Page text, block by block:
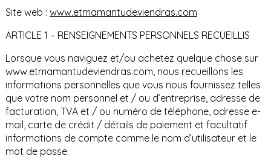
Site web : www.etmamantudeviendras.com
ARTICLE 1 – RENSEIGNEMENTS PERSONNELS RECUEILLIS
Lorsque vous naviguez et/ou achetez quelque chose sur
www.etmamantudeviendras.com, nous recueillons les
informations personnelles que vous nous fournissez telles
que votre nom personnel et / ou d’entreprise, adresse de
facturation, TVA et / ou numéro de téléphone, adresse e-
mail, carte de crédit / détails de paiement et facultatif
informations de compte comme le nom d’utilisateur et le
mot de passe.